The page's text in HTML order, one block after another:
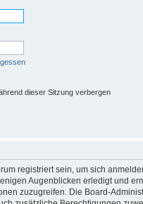
dieser Sitzung verbergen
registriert sein, um sich
Augenblicken erledigt und
zuzugreifen. Die Board-